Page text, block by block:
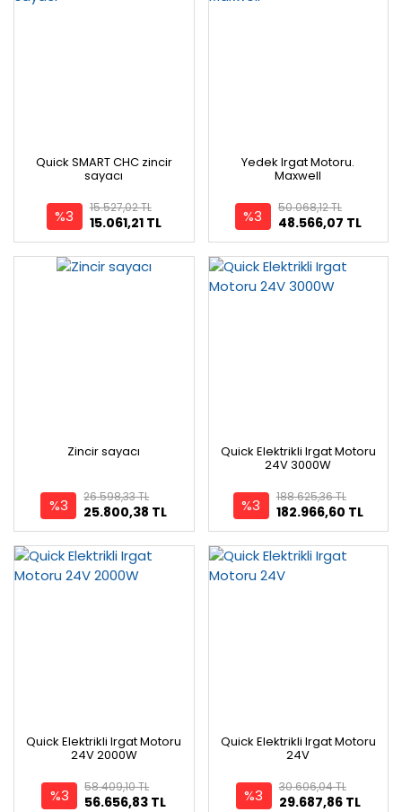
Quick SMART CHC zincir
sayacı
%3 15.061,21 TL
15.527,02 TL
Yedek Irgat Motoru.
Maxwell
%3 48.566,07 TL
50.068,12 TL
Zincir sayacı
%3 25.800,38 TL
26.598,33 TL
Quick Elektrikli Irgat Motoru
24V 3000W
%3 182.966,60 TL
188.625,36 TL
Quick Elektrikli Irgat Motoru
24V 2000W
%3 56.656,83 TL
58.409,10 TL
Quick Elektrikli Irgat Motoru
24V
%3 29.687,86 TL
30.606,04 TL